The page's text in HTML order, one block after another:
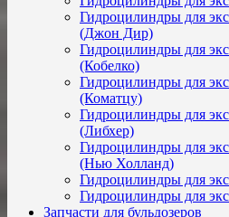
Гидроцилиндры для
(Джон Дир)
Гидроцилиндры для
(Кобелко)
Гидроцилиндры для
(Коматцу)
Гидроцилиндры для
(Либхер)
Гидроцилиндры для
(Нью Холланд)
Гидроцилиндры для
Гидроцилиндры для
Запчасти для бульдозеров